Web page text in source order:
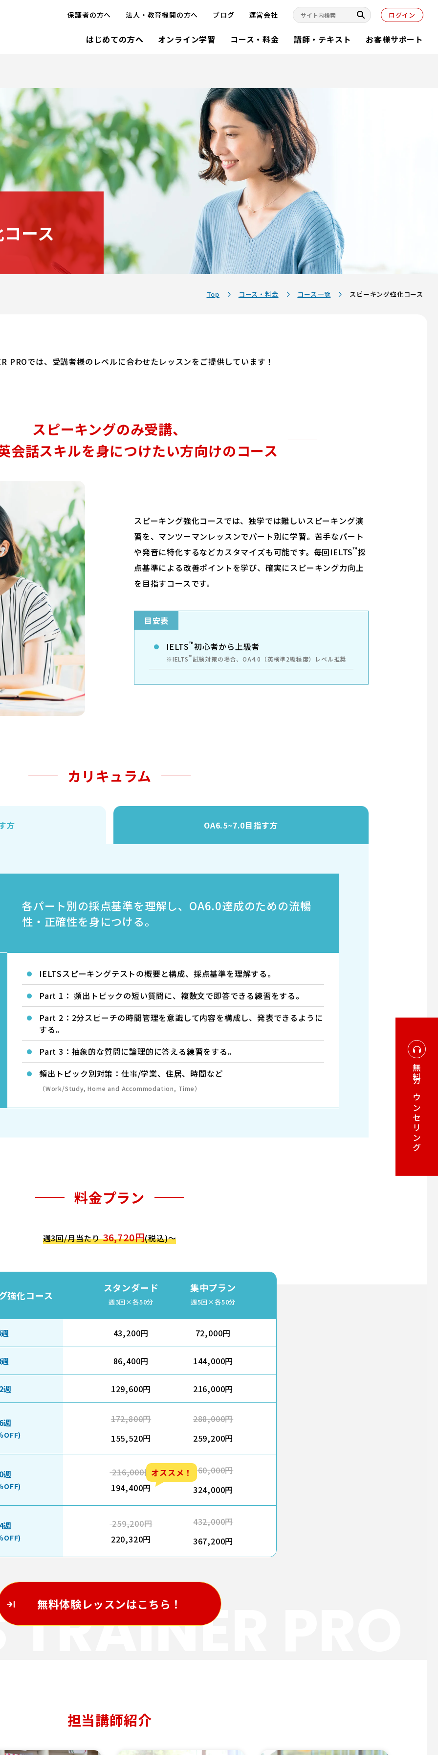
はじめての方へ オンライン学習 コース・料金 講師・テキスト お客様サポート
保護者の方へ 法人・教育機関の方へ ブログ 運営会社 ログイン
ース
Top コース・料金 コース一覧 スピーキング強化コース
PROでは、受講者様のレベルに合わせたレッスンをご提供しています！
スピーキングのみ受講、
会話スキルを身につけたい方向けのコース
スピーキング強化コースでは、独学では難しいスピーキング演
習を、マンツーマンレッスンでパート別に学習。苦手なパート
や発音に特化するなどカスタマイズも可能です。毎回IELTS™採
点基準による改善ポイントを学び、確実にスピーキング力向上
を目指すコースです。
目安表
IELTS™初心者から上級者
※IELTS™試験対策の場合、OA4.0（英検準2級程度）レベル推奨
カリキュラム
方 OA6.5~7.0目指す方
各パート別の採点基準を理解し、OA6.0達成のための流暢
性・正確性を身につける。
IELTSスピーキングテストの概要と構成、採点基準を理解する。
Part 1： 頻出トピックの短い質問に、複数文で即答できる練習をする。
Part 2：2分スピーチの時間管理を意識して内容を構成し、発表できるように
する。
Part 3：抽象的な質問に論理的に答える練習をする。
頻出トピック別対策：仕事/学業、住居、時間など
（Work/Study, Home and Accommodation, Time）
PRO
料金プラン
週3回/月当たり36,720円(税込)～
強化コース
スタンダード
週3回×各50分
集中プラン
週5回×各50分
43,200円 72,000円
86,400円 144,000円
週 129,600円 216,000円
週
OFF)
172,800円
155,520円
288,000円
259,200円
週
OFF)
216,000円
194,400円
オススメ！
360,000円
324,000円
週
OFF)
259,200円
220,320円
432,000円
367,200円
無料体験レッスンはこちら！
担当講師紹介
無料
カウンセリング